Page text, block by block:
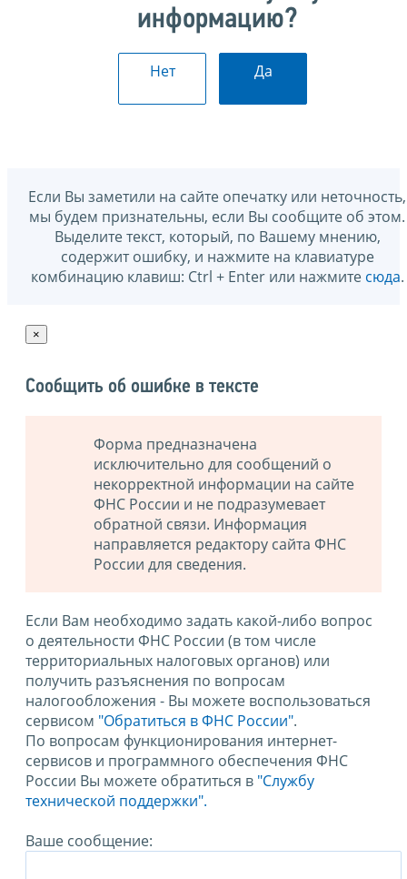
информацию?
Нет Да
Если Вы заметили на сайте опечатку или неточность,
мы будем признательны, если Вы сообщите об этом.
Выделите текст, который, по Вашему мнению,
содержит ошибку, и нажмите на клавиатуре
комбинацию клавиш: Ctrl + Enter или нажмите сюда.
×
Сообщить об ошибке в тексте
Форма предназначена
исключительно для сообщений о
некорректной информации на сайте
ФНС России и не подразумевает
обратной связи. Информация
направляется редактору сайта ФНС
России для сведения.
Если Вам необходимо задать какой-либо вопрос
о деятельности ФНС России (в том числе
территориальных налоговых органов) или
получить разъяснения по вопросам
налогообложения - Вы можете воспользоваться
сервисом "Обратиться в ФНС России".
По вопросам функционирования интернет-
сервисов и программного обеспечения ФНС
России Вы можете обратиться в "Службу
технической поддержки".
Ваше сообщение: